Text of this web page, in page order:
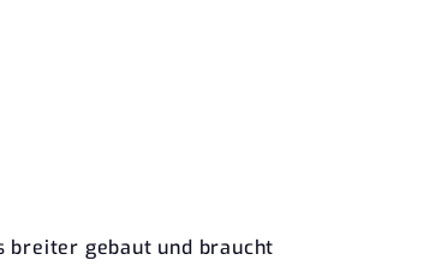
breiter gebaut und braucht